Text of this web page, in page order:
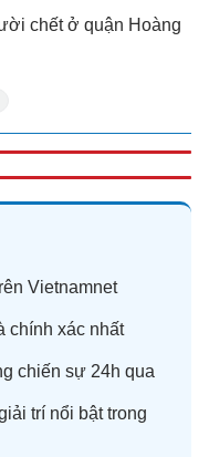
chết ở quận Hoàng
Vietnamnet
chính xác nhất
chiến sự 24h qua
trí nổi bật trong